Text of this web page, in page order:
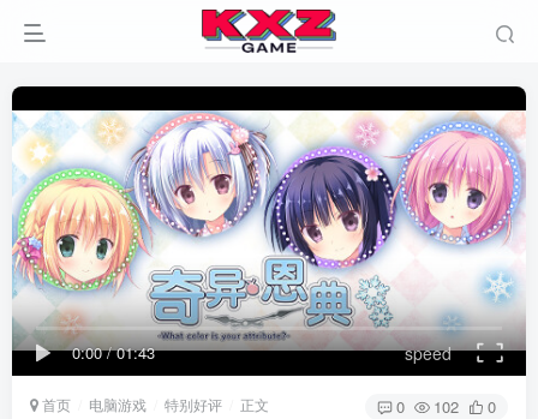
0:00/01:43 speed
首页 电脑游戏 特别好评 正文 0 102 0